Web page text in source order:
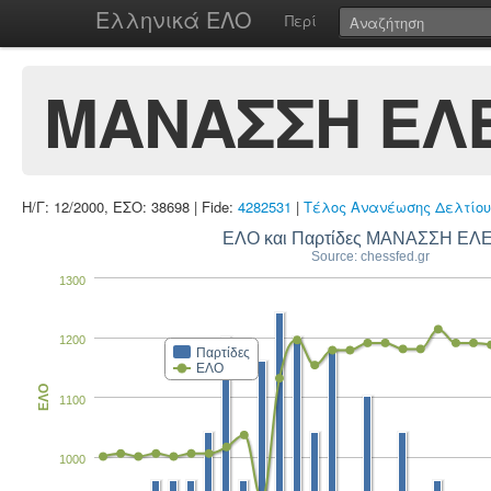
Ελληνικά ΕΛΟ Περί
ΜΑΝΑΣΣΗ
Η/Γ: 12/2000, ΕΣΟ: 38698 | Fide: 4282531 | Τέλος Ανανέωσης Δελτίου
ΕΛΟ και Παρτίδες ΜΑΝΑΣΣΗ
Source: chessfed.gr
Παρτίδες
ΕΛΟ
1000
1100
1200
1300
ΕΛΟ